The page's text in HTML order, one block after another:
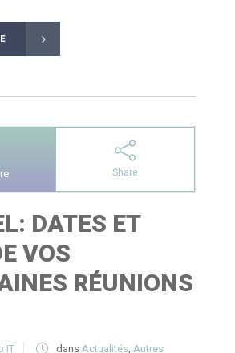
Share
DATES ET
VOS
RÉUNIONS
IT dans Actualités, Autres